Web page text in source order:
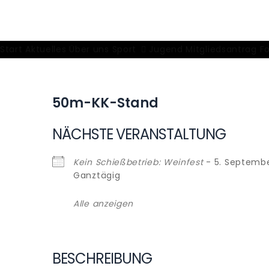
content
Schützenverein
50m-KK-Stand
NÄCHSTE VERANSTALTUNG
Kein Schießbetrieb: Weinfest- 5.
Ganztägig
Alle anzeigen
BESCHREIBUNG